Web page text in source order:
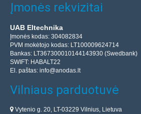
Įmonės rekvizitai
UAB Eltechnika
Įmonės kodas: 304082834
PVM mokėtojo kodas: LT100009624714
Bankas: LT367300010144143930 (Swedbank)
SWIFT: HABALT22
El. paštas: info@anodas.lt
Vilniaus parduotuvė
Vytenio g. 20, LT-03229 Vilnius, Lietuva